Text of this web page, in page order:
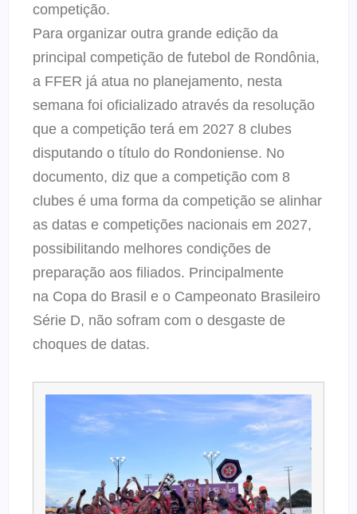
competição.
Para organizar outra grande edição da
principal competição de futebol de Rondônia,
a FFER já atua no planejamento, nesta
semana foi oficializado através da resolução
que a competição terá em 2027 8 clubes
disputando o título do Rondoniense. No
documento, diz que a competição com 8
clubes é uma forma da competição se alinhar
as datas e competições nacionais em 2027,
possibilitando melhores condições de
preparação aos filiados. Principalmente
na Copa do Brasil e o Campeonato Brasileiro
Série D, não sofram com o desgaste de
choques de datas.